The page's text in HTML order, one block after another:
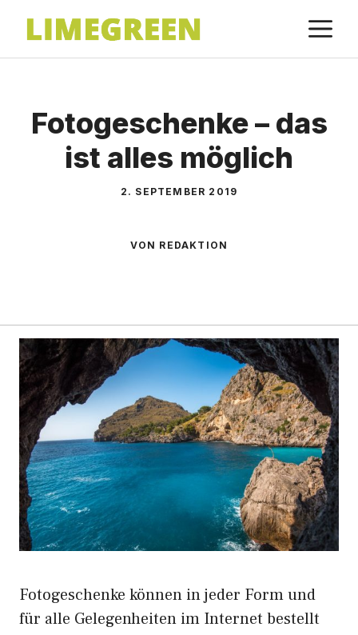
Inhalt
springen
Fotogeschenke – das
ist alles möglich
2. SEPTEMBER 2019
VON REDAKTION
Fotogeschenke können in jeder Form und
für alle Gelegenheiten im Internet bestellt